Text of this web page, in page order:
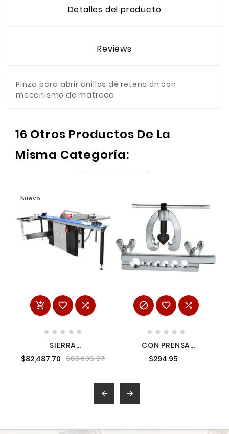
Detalles del producto
Reviews
Pinza para abrir anillos de retención con
mecanismo de matraca
16 Otros Productos De La
Misma Categoría:
Nuevo
  
    
SIERRA
ESCUADRADORA 12" 3
HP 220 V HOJA
$82,487.70 $85,038.87
  
    
CON PRENSA
AJUSTABLE DE 3/16" A
5/8" SURTEK 351F
$294.95
 